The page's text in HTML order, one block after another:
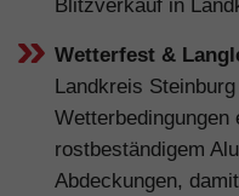
Blitzverkauf in
Wetterfest &
Landkreis
Wetterbedingungen
rostbeständigem
Abdeckungen,